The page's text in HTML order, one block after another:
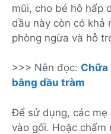
mũi, cho bé hô hấp
dầu này còn có khả
phòng ngừa và hỗ
>>> Nên đọc: Chữa
bằng dầu tràm
Để sử dụng, các mẹ
vào gối. Hoặc